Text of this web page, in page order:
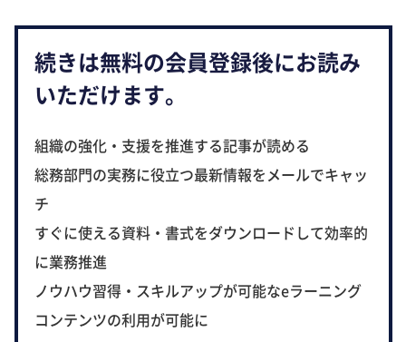
続きは無料の会員登録後にお読み
いただけます。
組織の強化・支援を推進する記事が読める
総務部門の実務に役立つ最新情報をメールでキャッ
チ
すぐに使える資料・書式をダウンロードして効率的
に業務推進
ノウハウ習得・スキルアップが可能なeラーニング
コンテンツの利用が可能に